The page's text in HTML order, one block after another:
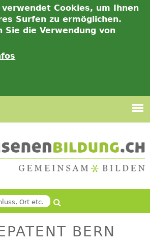
Cookies, um Ihnen
Surfen zu ermöglichen.
die Verwendung von
BERN